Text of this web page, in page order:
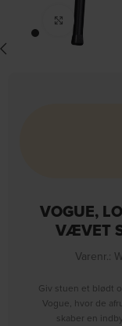
Click to
VOGUE,
VÆVET
Varenr.:
Giv stuen et blødt
Vogue, hvor de
skaber en